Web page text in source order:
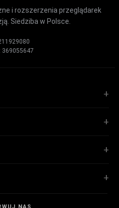
i rozszerzenia przeglądarek
Siedziba w Polsce.
369055647
NAS